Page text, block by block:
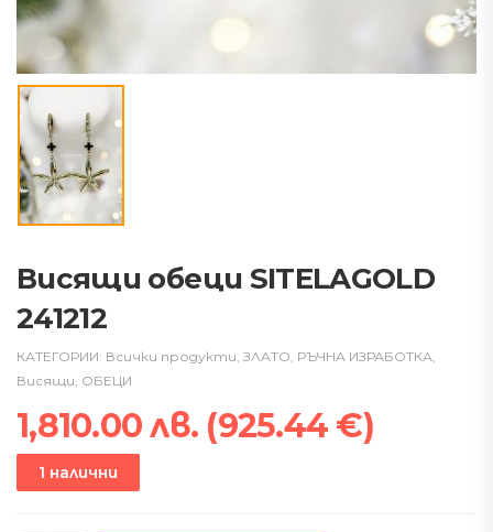
Висящи обеци SITELAGOLD
241212
КАТЕГОРИИ: Всички продукти, ЗЛАТО, РЪЧНА ИЗРАБОТКА,
Висящи, ОБЕЦИ
1,810.00лв. (925.44 €)
1 налични